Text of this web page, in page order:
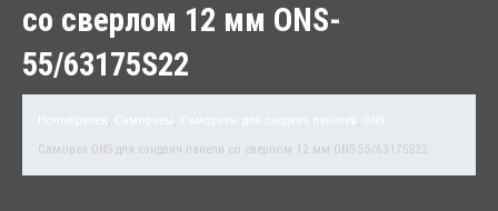
со сверлом 12 мм ONS-
55/63175S22
, , ,
Саморез ONS для сэндвич панели со сверлом 12 мм ONS-55/63175S22